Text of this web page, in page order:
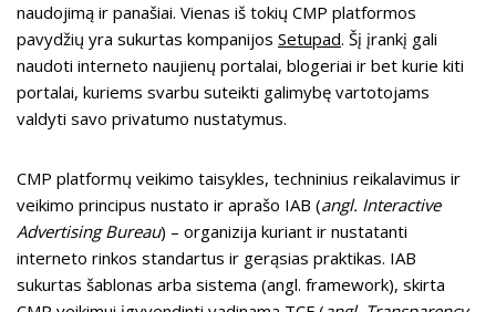
naudojimą ir panašiai. Vienas iš tokių CMP platformos
pavydžių yra sukurtas kompanijos Setupad. Šį įrankį gali
naudoti interneto naujienų portalai, blogeriai ir bet kurie kiti
portalai, kuriems svarbu suteikti galimybę vartotojams
valdyti savo privatumo nustatymus.
CMP platformų veikimo taisykles, techninius reikalavimus ir
veikimo principus nustato ir aprašo IAB (angl. Interactive
Advertising Bureau) – organizija kuriant ir nustatanti
interneto rinkos standartus ir gerąsias praktikas. IAB
sukurtas šablonas arba sistema (angl. framework), skirta